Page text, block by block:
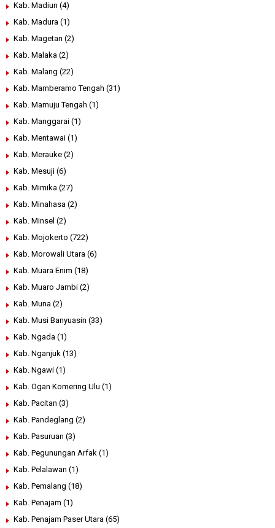
Kab. Madiun (4)
Kab. Madura (1)
Kab. Magetan (2)
Kab. Malaka (2)
Kab. Malang (22)
Kab. Mamberamo Tengah (31)
Kab. Mamuju Tengah (1)
Kab. Manggarai (1)
Kab. Mentawai (1)
Kab. Merauke (2)
Kab. Mesuji (6)
Kab. Mimika (27)
Kab. Minahasa (2)
Kab. Minsel (2)
Kab. Mojokerto (722)
Kab. Morowali Utara (6)
Kab. Muara Enim (18)
Kab. Muaro Jambi (2)
Kab. Muna (2)
Kab. Musi Banyuasin (33)
Kab. Ngada (1)
Kab. Nganjuk (13)
Kab. Ngawi (1)
Kab. Ogan Komering Ulu (1)
Kab. Pacitan (3)
Kab. Pandeglang (2)
Kab. Pasuruan (3)
Kab. Pegunungan Arfak (1)
Kab. Pelalawan (1)
Kab. Pemalang (18)
Kab. Penajam (1)
Kab. Penajam Paser Utara (65)